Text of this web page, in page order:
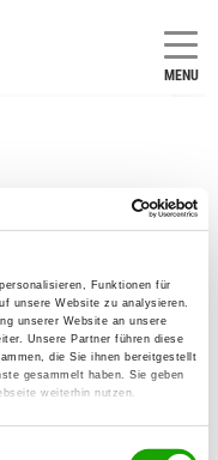
Funktionen für
unsere Website zu analysieren.
unserer Website an unsere
Unsere Partner führen diese
die Sie ihnen bereitgestellt
gesammelt haben. Sie geben
weiterhin nutzen.
MENU